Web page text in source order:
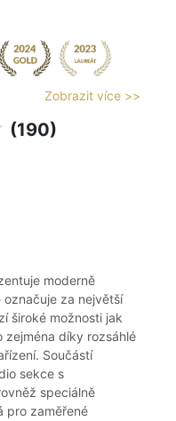
Zobrazit více >>
(190)
moderně
za největší
široké možnosti jak
zejména díky rozsáhlé
Součástí
sekce s
speciálně
pro zaměřené